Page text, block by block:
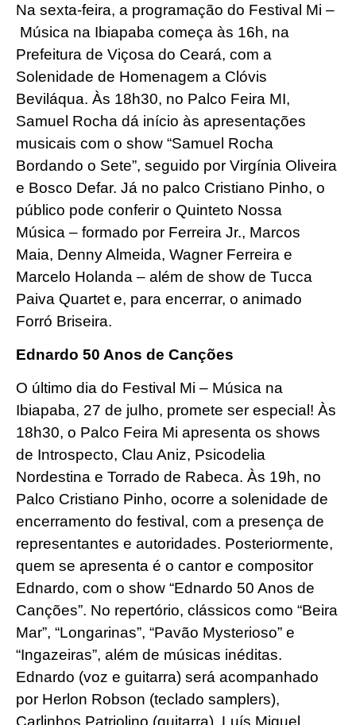
Na sexta-feira, a programação do Festival Mi –
Música na Ibiapaba começa às 16h, na
Prefeitura de Viçosa do Ceará, com a
Solenidade de Homenagem a Clóvis
Beviláqua. Às 18h30, no Palco Feira MI,
Samuel Rocha dá início às apresentações
musicais com o show “Samuel Rocha
Bordando o Sete”, seguido por Virgínia Oliveira
e Bosco Defar. Já no palco Cristiano Pinho, o
público pode conferir o Quinteto Nossa
Música – formado por Ferreira Jr., Marcos
Maia, Denny Almeida, Wagner Ferreira e
Marcelo Holanda – além de show de Tucca
Paiva Quartet e, para encerrar, o animado
Forró Briseira.
Ednardo 50 Anos de Canções
O último dia do Festival Mi – Música na
Ibiapaba, 27 de julho, promete ser especial! Às
18h30, o Palco Feira Mi apresenta os shows
de Introspecto, Clau Aniz, Psicodelia
Nordestina e Torrado de Rabeca. Às 19h, no
Palco Cristiano Pinho, ocorre a solenidade de
encerramento do festival, com a presença de
representantes e autoridades. Posteriormente,
quem se apresenta é o cantor e compositor
Ednardo, com o show “Ednardo 50 Anos de
Canções”. No repertório, clássicos como “Beira
Mar”, “Longarinas”, “Pavão Mysterioso” e
“Ingazeiras”, além de músicas inéditas.
Ednardo (voz e guitarra) será acompanhado
por Herlon Robson (teclado samplers),